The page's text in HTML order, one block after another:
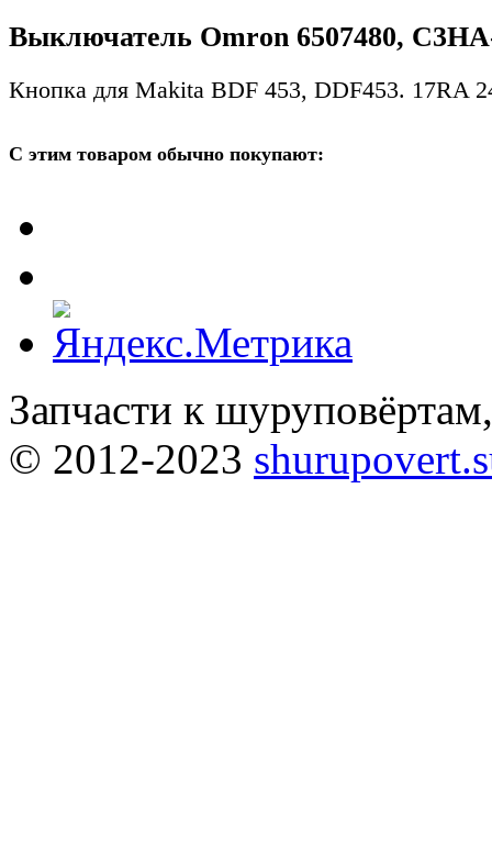
Выключатель Omron 6507480,
Кнопка для Makita BDF 453, DDF453. 17RA
С этим товаром обычно покупают:
Запчасти к
© 2012-2023